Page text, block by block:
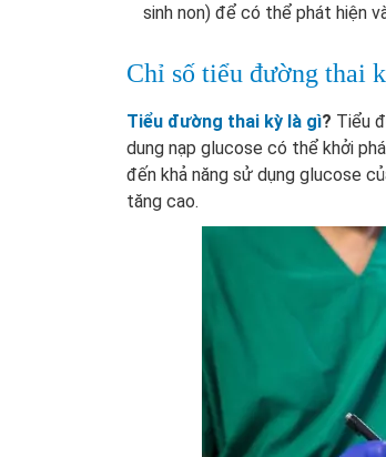
sinh non) để có thể phát hiện
Chỉ số tiểu đường thai
Tiểu đường thai kỳ là gì? Tiểu
dung nạp glucose có thể khởi
đến khả năng sử dụng glucose
tăng cao.